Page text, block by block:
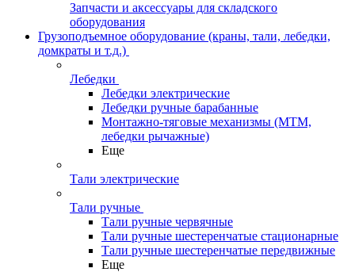
Запчасти и аксессуары для складского
оборудования
Грузоподъемное оборудование (краны, тали, лебедки,
домкраты и т.д.)
Лебедки
Лебедки электрические
Лебедки ручные барабанные
Монтажно-тяговые механизмы (МТМ,
лебедки рычажные)
Еще
Тали электрические
Тали ручные
Тали ручные червячные
Тали ручные шестеренчатые стационарные
Тали ручные шестеренчатые передвижные
Еще